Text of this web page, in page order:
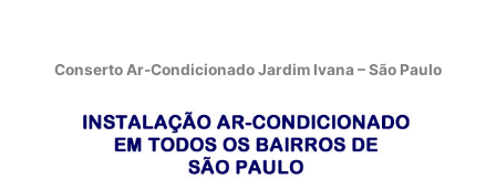
Conserto Ar-Condicionado Jardim Ivana – São Paulo